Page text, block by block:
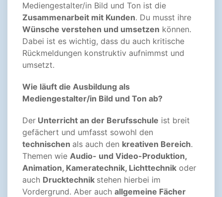
Mediengestalter/in Bild und Ton ist die
Zusammenarbeit mit Kunden. Du musst ihre
Wünsche verstehen und umsetzen können.
Dabei ist es wichtig, dass du auch kritische
Rückmeldungen konstruktiv aufnimmst und
umsetzt.
Wie läuft die Ausbildung als
Mediengestalter/in Bild und Ton ab?
Der Unterricht an der Berufsschule ist breit
gefächert und umfasst sowohl den
technischen als auch den kreativen Bereich.
Themen wie Audio- und Video-Produktion,
Animation, Kameratechnik, Lichttechnik oder
auch Drucktechnik stehen hierbei im
Vordergrund. Aber auch allgemeine Fächer